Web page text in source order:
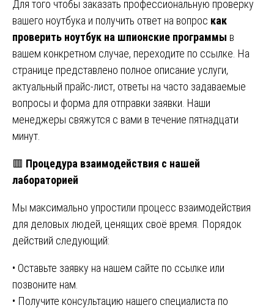
Для того чтобы заказать профессиональную проверку
вашего ноутбука и получить ответ на вопрос как
проверить ноутбук на шпионские программы в
вашем конкретном случае, переходите по ссылке. На
странице представлено полное описание услуги,
актуальный прайс-лист, ответы на часто задаваемые
вопросы и форма для отправки заявки. Наши
менеджеры свяжутся с вами в течение пятнадцати
минут.
🟥 Процедура взаимодействия с нашей
лабораторией
Мы максимально упростили процесс взаимодействия
для деловых людей, ценящих своё время. Порядок
действий следующий:
• Оставьте заявку на нашем сайте по ссылке или
позвоните нам.
• Получите консультацию нашего специалиста по